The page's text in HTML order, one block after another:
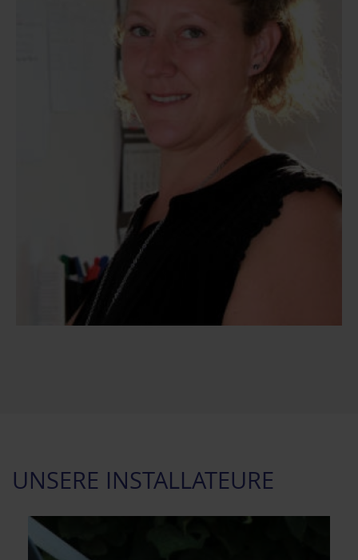
UNSERE INSTALLATEURE